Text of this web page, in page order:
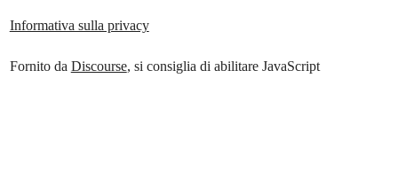
Informativa sulla privacy
Fornito da Discourse, si consiglia di abilitare JavaScript